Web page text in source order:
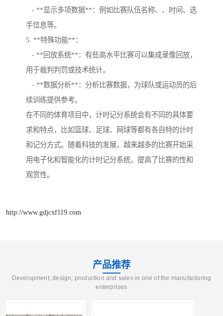
- **显示多项数据**：例如比赛队伍名称、、时间、选
手信息等。
5. **特殊功能**：
- **回放系统**：有些高水平比赛可以集成录像回放，
用于裁判判罚或技术统计。
- **数据分析**：分析比赛数据，为球队或运动员的后
续训练提供参考。
在不同的体育项目中，计时记分系统会有不同的具体要
求和特点，比如篮球、足球、网球等都有各自特的计时
和记分方式。随着科技的发展，越来越多的比赛开始采
用电子化和智能化的计时记分系统，提高了比赛的性和
观赏性。
http://www.gdjcxf119.com
产品推荐
Development, design, production and sales in one of the manufacturing
enterprises